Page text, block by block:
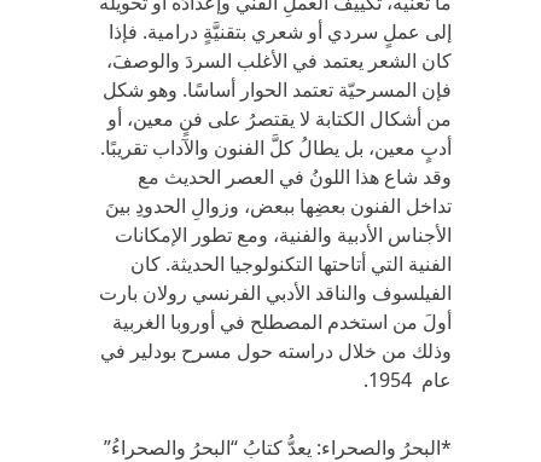
إلى عملٍ سردي أو شعري بتقنيَّةٍ درامية. فإذا
كان الشعر يعتمد في الأغلب السردَ والوصفَ،
فإن المسرحيّة تعتمد الحوار أساسًا. وهو شكل
من أشكال الكتابة لا يقتصرُ على فنٍ معين، أو
أدبٍ معين، بل يطالُ كلَّ الفنون والآداب تقريبًا.
وقد شاع هذا اللونُ في العصر الحديث مع
تداخل الفنون بعضِها ببعض، وزوالِ الحدودِ بينَ
الأجناس الأدبية والفنية، ومع تطور الإمكانات
الفنية التي أتاحتها التكنولوجيا الحديثة. كان
الفيلسوف والناقد الأدبي الفرنسي رولان بارت
أولَ من استخدم المصطلح في أوروبا الغربية
وذلك من خلال دراسته حول مسرح بودلير في
عام 1954.
*البحرُ والصحراء: يعدُّ كتابُ “البحرُ والصحراءُ”